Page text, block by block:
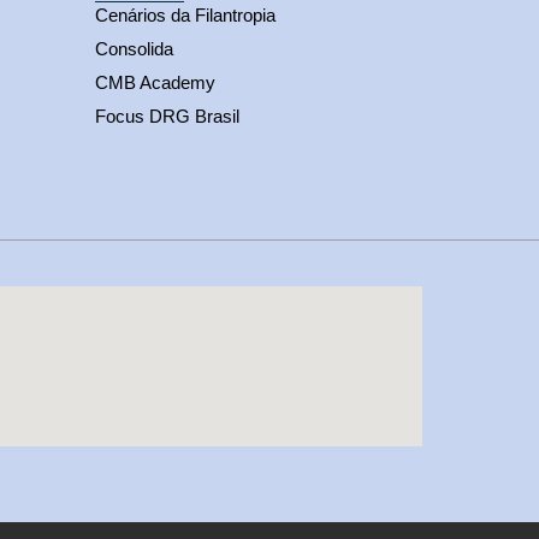
Cenários da Filantropia
Consolida
CMB Academy
Focus DRG Brasil